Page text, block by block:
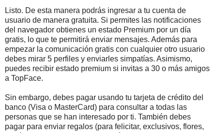
Listo. De esta manera podrás ingresar a tu cuenta de
usuario de manera gratuita. Si permites las notificaciones
del navegador obtienes un estado Premium por un día
gratis, lo que te permitirá enviar mensajes. Además para
empezar la comunicación gratis con cualquier otro usuario
debes mirar 5 perfiles y enviarles simpatías. Asimismo,
puedes recibir estado premium si invitas a 30 o más amigos
a TopFace.
Sin embargo, debes pagar usando tu tarjeta de crédito del
banco (Visa o MasterCard) para consultar a todas las
personas que se han interesado por ti. También debes
pagar para enviar regalos (para felicitar, exclusivos, flores,